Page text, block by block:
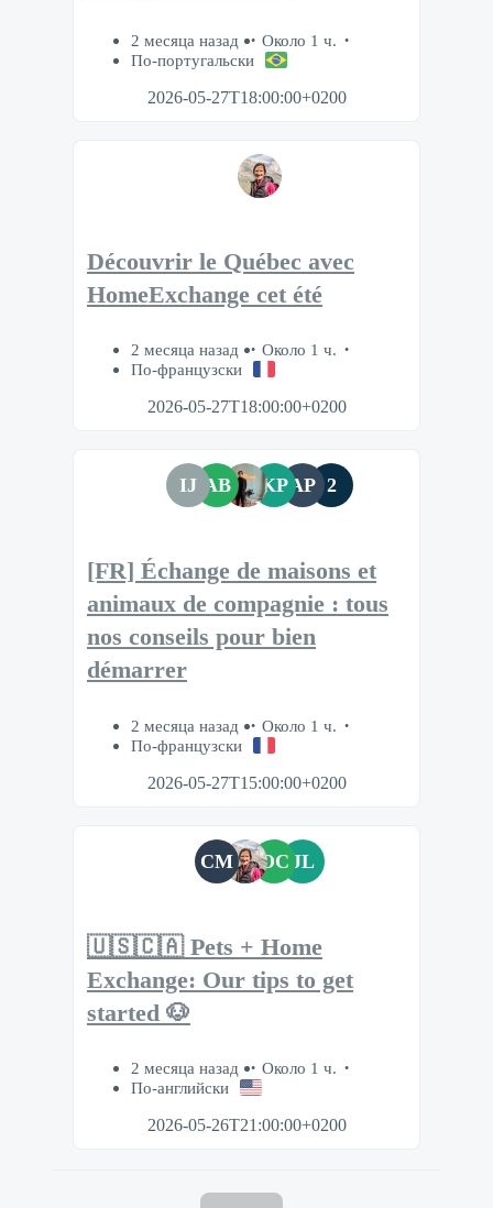
2 месяца назад
Около 1 ч.
По-португальски
2026-05-27T18:00:00+0200
Découvrir le Québec avec
HomeExchange cet été
2 месяца назад
Около 1 ч.
По-французски
2026-05-27T18:00:00+0200
IJ AB KP AP 2
[FR] Échange de maisons et
animaux de compagnie : tous
nos conseils pour bien
démarrer
2 месяца назад
Около 1 ч.
По-французски
2026-05-27T15:00:00+0200
CM OC JL
🇺🇸🇨🇦 Pets + Home
Exchange: Our tips to get
started 🐶
2 месяца назад
Около 1 ч.
По-английски
2026-05-26T21:00:00+0200